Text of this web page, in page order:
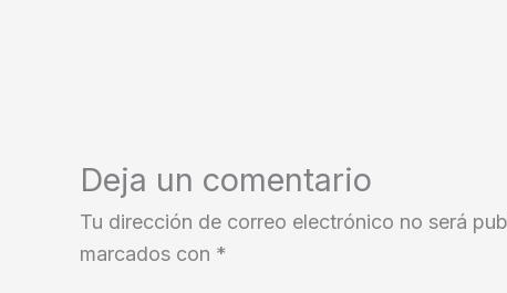
Deja un comentario
Tu dirección de correo electrónico no será
marcados con *